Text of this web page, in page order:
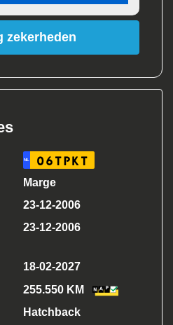
zekerheden
NL 06TPKT
Marge
23-12-2006
23-12-2006
18-02-2027
255.550 KM
Hatchback